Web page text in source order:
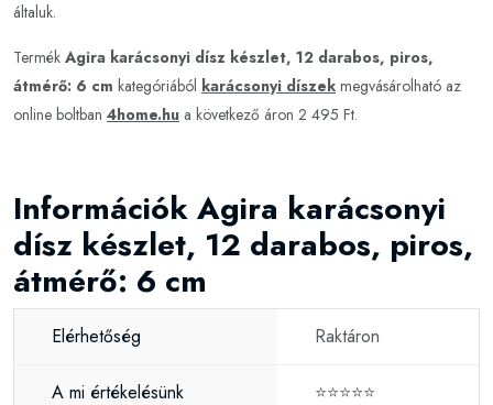
általuk.
Termék Agira karácsonyi dísz készlet, 12 darabos, piros,
átmérő: 6 cm kategóriából karácsonyi díszek megvásárolható az
online boltban 4home.hu a következő áron 2 495 Ft.
Információk Agira karácsonyi
dísz készlet, 12 darabos, piros,
átmérő: 6 cm
Elérhetőség Raktáron
A mi értékelésünk ⭐⭐⭐⭐⭐